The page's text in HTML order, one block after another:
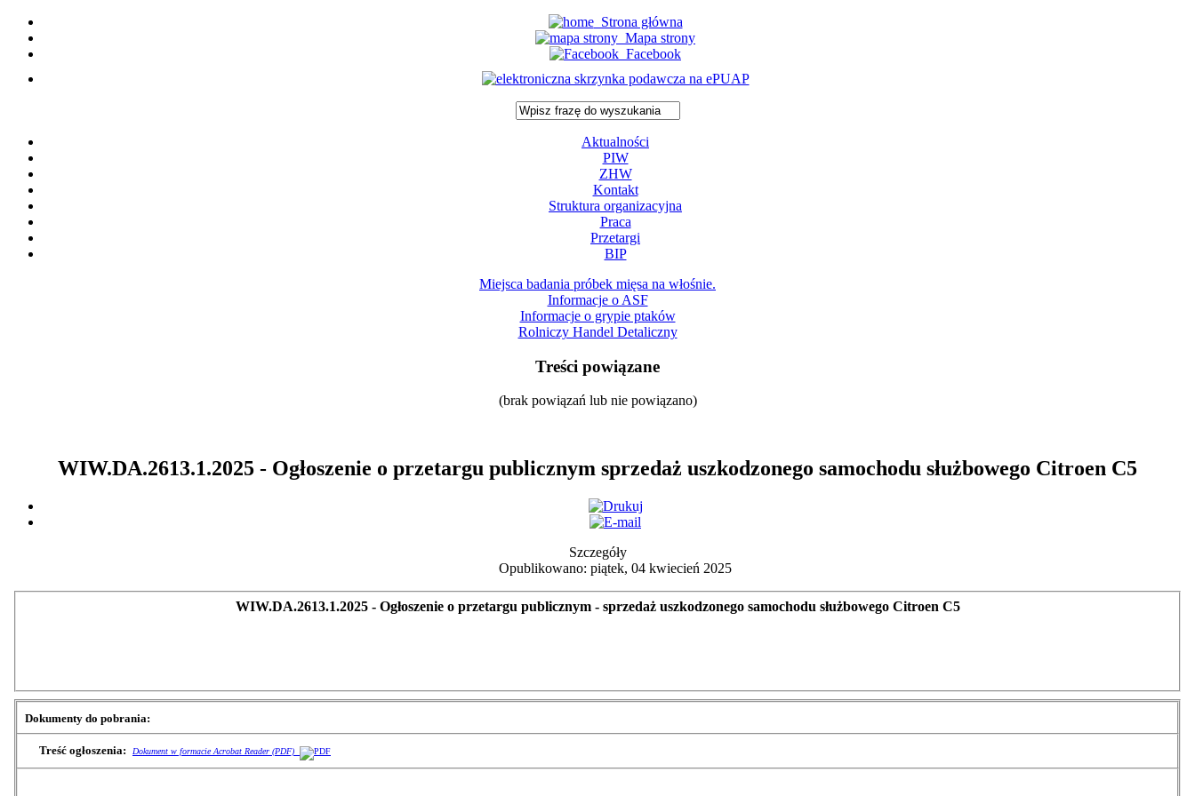
Strona główna
Mapa strony
Facebook
Aktualności
PIW
ZHW
Kontakt
Struktura organizacyjna
Praca
Przetargi
BIP
Miejsca badania próbek mięsa na włośnie.
Informacje o ASF
Informacje o grypie ptaków
Rolniczy Handel Detaliczny
Treści powiązane
(brak powiązań lub nie powiązano)
WIW.DA.2613.1.2025 - Ogłoszenie o przetargu publicznym sprzedaż uszkodzonego samochodu służbowego Citroen C5
Szczegóły
Opublikowano: piątek, 04 kwiecień 2025
WIW.DA.2613.1.2025 - Ogłoszenie o przetargu publicznym - sprzedaż uszkodzonego samochodu służbowego Citroen C5
Dokumenty do pobrania:
Treść ogłoszenia: Dokument w formacie Acrobat Reader (PDF)